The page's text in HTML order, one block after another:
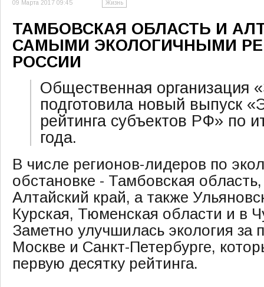
09 Марта 2017 09:45 Жизнь
ТАМБОВСКАЯ ОБЛАСТЬ И
САМЫМИ ЭКОЛОГИЧНЫМИ
РОССИИ
Общественная организация
подготовила новый выпуск
рейтинга субъектов РФ» по
года.
В числе регионов-лидеров по
обстановке - Тамбовская
Алтайский край, а также
Курская, Тюменская области и в
Заметно улучшилась экология за
Москве и Санкт-Петербурге,
первую десятку рейтинга.